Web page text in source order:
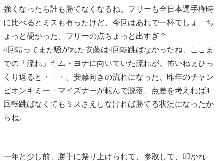
強くなったら誰も勝てなくなるね。フリーも全日本選手権時
に比べるとミスも有ったけど、今回はあれで一杯でしょ、ち
ょっと硬かった。フリーの点ちょっと出すぎ？
4回転ってまた騒がれた安藤は4回転跳ばなかったね、ここま
での「流れ」キム・ヨナに向いていた流れが、怖いねぇひっ
くり返ると・・・。安藤向きの流れになった、昨年のチャン
ピオンキミー・マイズナーが転んで脱落、点差を考えれば4
回転跳ばなくてもミスさえしなければ勝てる状況になったか
らね。
一年と少し前、勝手に祭り上げられて、惨敗して、叩かれ